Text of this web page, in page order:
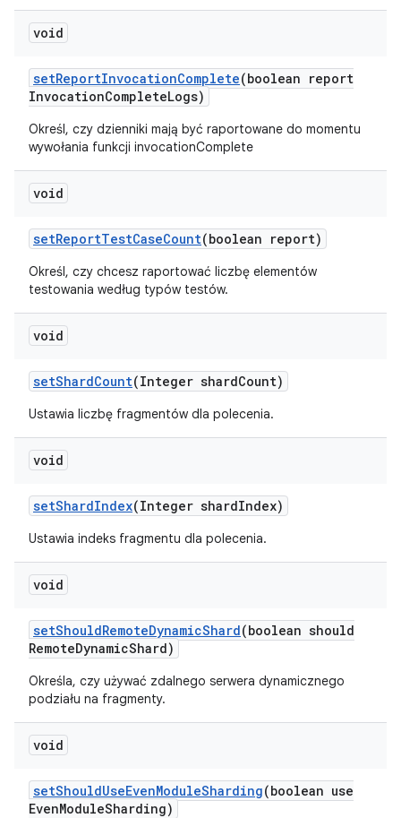
void
setReportInvocationComplete(boolean report
InvocationCompleteLogs)
Określ, czy dzienniki mają być raportowane do momentu
wywołania funkcji invocationComplete
void
setReportTestCaseCount(boolean report)
Określ, czy chcesz raportować liczbę elementów
testowania według typów testów.
void
setShardCount(Integer shardCount)
Ustawia liczbę fragmentów dla polecenia.
void
setShardIndex(Integer shardIndex)
Ustawia indeks fragmentu dla polecenia.
void
setShouldRemoteDynamicShard(boolean should
RemoteDynamicShard)
Określa, czy używać zdalnego serwera dynamicznego
podziału na fragmenty.
void
setShouldUseEvenModuleSharding(boolean use
EvenModuleSharding)